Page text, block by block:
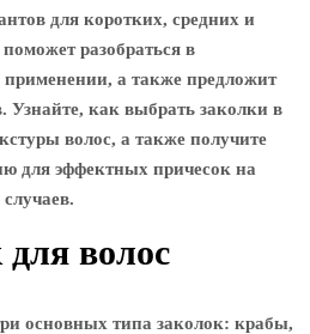
для коротких, средних и
разобраться в
применении, а также предложит
Узнайте, как выбрать заколки в
волос, а также получите
для эффектных причесок на
волос
основных типа заколок: крабы,